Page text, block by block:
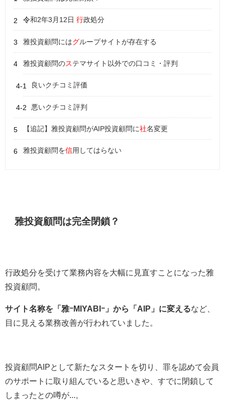
令和2年3月12日行政処分
雅投資顧問にはグループサイトが存在する
雅投資顧問のス テマサイト以外での口コミ・評判
良いクチコミ評価
悪いクチコミ評判
【追記】雅投資顧問がAIP投資顧問に社名変更
雅投資顧問を信用してはらない
雅投資顧問は完全閉鎖？
行政処分を受けて業務内容を大幅に見直すことになった雅
投資顧問。
サイト名称を「雅ｰMIYABIｰ」から「AIP」に変えるなど、
目に見える業務改善が行われていました。
投資顧問AIPとして新たなスタートを切り、罪を認めて会員
のサポートに取り組んでいると思いきや、すでに閉鎖して
しまったとの噂が...。